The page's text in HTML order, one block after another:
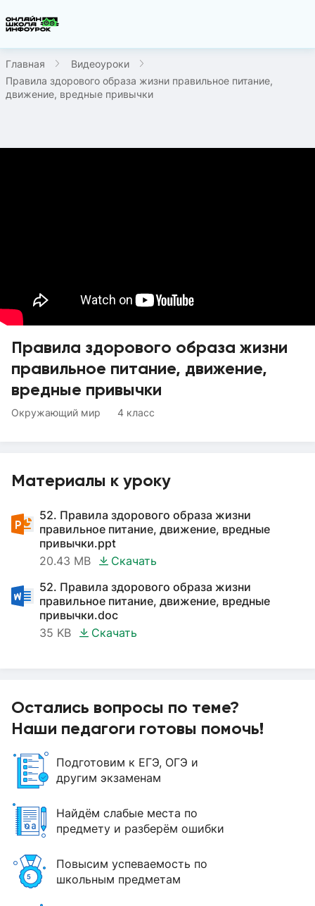
Главная
Видеоуроки
Правила здорового образа жизни правильное питание,
движение, вредные привычки
Правила здорового образа жизни
правильное питание, движение,
вредные привычки
Окружающий мир 4 класс
Материалы к уроку
52. Правила здорового образа жизни
правильное питание, движение, вредные
привычки.ppt
20.43 MB
Скачать
52. Правила здорового образа жизни
правильное питание, движение, вредные
привычки.doc
35 KB
Скачать
Остались вопросы по теме?
Наши педагоги готовы помочь!
Подготовим к ЕГЭ, ОГЭ и
другим экзаменам
Найдём слабые места по
предмету и разберём ошибки
Повысим успеваемость по
школьным предметам